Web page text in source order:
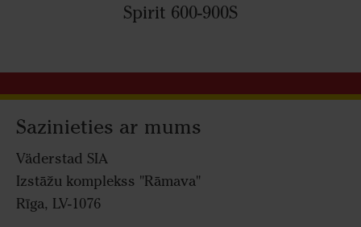
Spirit 600-900S
Sazinieties ar mums
Väderstad SIA
Izstāžu komplekss "Rāmava"
Rīga, LV-1076